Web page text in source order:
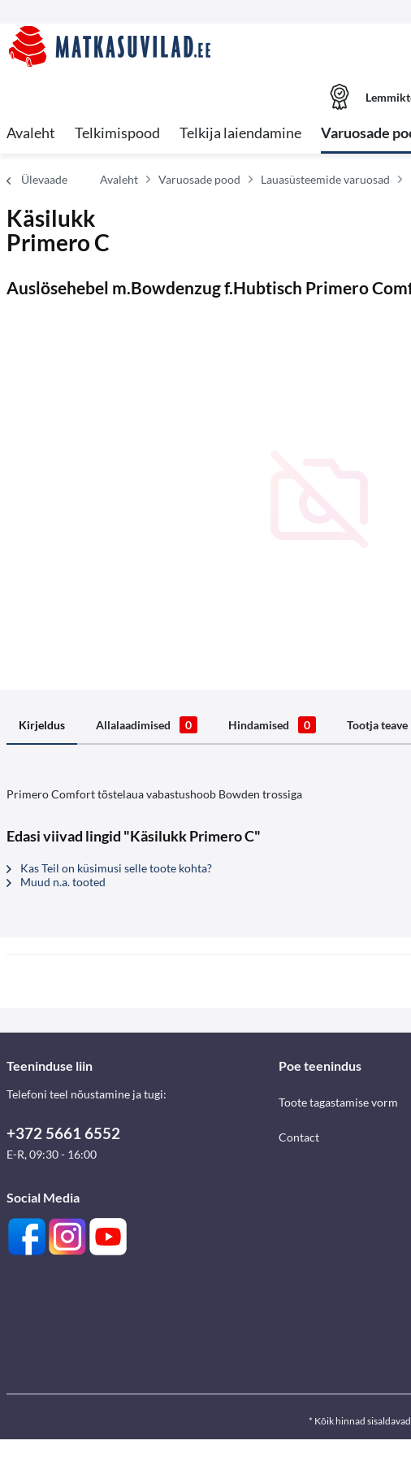
Avaleht Telkimispood Telkija laiendamine Varuosade
Ülevaade Avaleht Varuosade pood Lauasüsteemide varuosad
Käsilukk
Primero C
Auslösehebel m.Bowdenzug f.Hubtisch Primero
Kirjeldus Allalaadimised 0 Hindamised 0 Tootja teave
Primero Comfort tõstelaua vabastushoob Bowden trossiga
Edasi viivad lingid "Käsilukk Primero C"
Kas Teil on küsimusi selle toote kohta?
Muud n.a. tooted
Teeninduse liin
Telefoni teel nõustamine ja tugi:
+372 5661 6552
E-R, 09:30 - 16:00
Social Media
Poe teenindus
Toote tagastamise vorm
Contact
* Kõik hinnad